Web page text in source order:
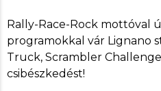
Rally-Race-Rock mottóval
programokkal vár Lignano
Truck, Scrambler
csibészkedést!